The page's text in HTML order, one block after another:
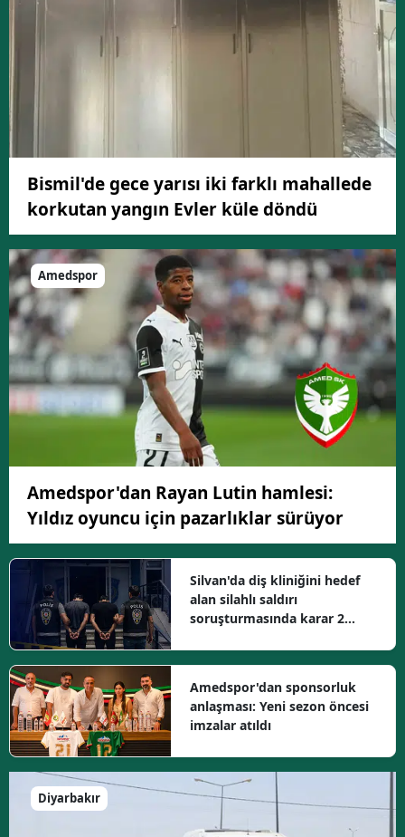
Bismil'de gece yarısı iki farklı mahallede
korkutan yangın Evler küle döndü
Amedspor
Amedspor'dan Rayan Lutin hamlesi:
Yıldız oyuncu için pazarlıklar sürüyor
Silvan'da diş kliniğini hedef
alan silahlı saldırı
soruşturmasında karar 2
Amedspor'dan sponsorluk
anlaşması: Yeni sezon öncesi
imzalar atıldı
Diyarbakır